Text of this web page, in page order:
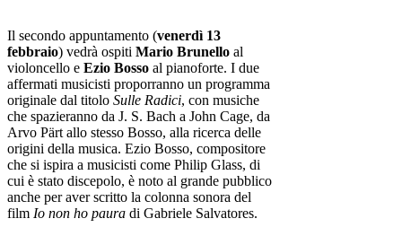
Il secondo appuntamento (venerdì 13
febbraio) vedrà ospiti Mario Brunello al
violoncello e Ezio Bosso al pianoforte. I due
affermati musicisti proporranno un programma
originale dal titolo Sulle Radici, con musiche
che spazieranno da J. S. Bach a John Cage, da
Arvo Pärt allo stesso Bosso, alla ricerca delle
origini della musica. Ezio Bosso, compositore
che si ispira a musicisti come Philip Glass, di
cui è stato discepolo, è noto al grande pubblico
anche per aver scritto la colonna sonora del
film Io non ho paura di Gabriele Salvatores.